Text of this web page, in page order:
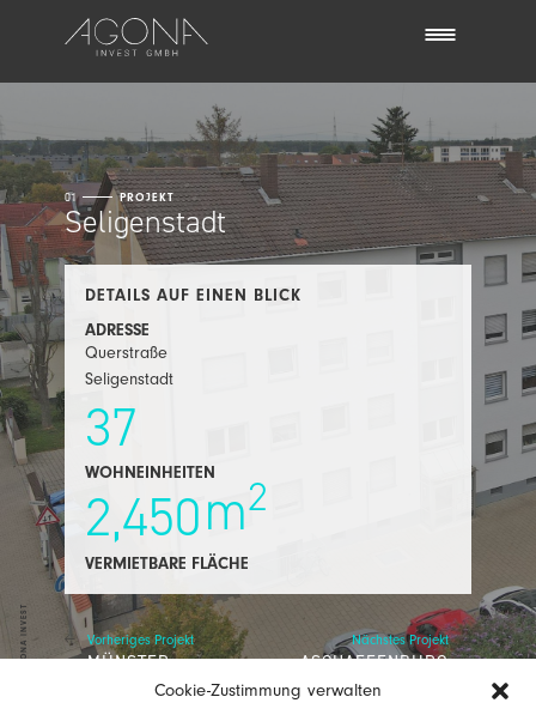
Cookie-Zustimmung verwalten
AGONA INVEST
01 PROJEKT
Seligenstadt
DETAILS AUF EINEN BLICK
ADRESSE
Querstraße
Seligenstadt
37
WOHNEINHEITEN
2,450m2
VERMIETBARE FLÄCHE
Vorheriges Projekt
MÜNSTER
Nächstes Projekt
ASCHAFFENBURG